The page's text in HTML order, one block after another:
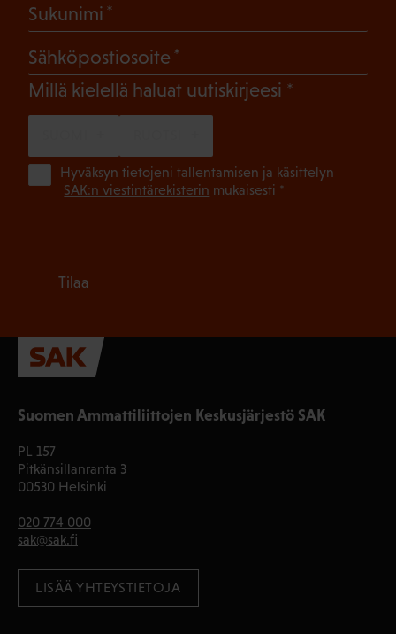
Suomen Ammattiliittojen Keskusjärjestö SAK
PL 157
Pitkänsillanranta 3
00530 Helsinki
020 774 000
sak@sak.fi
LISÄÄ YHTEYSTIETOJA
Sukunimi
Sähköpostiosoite
Millä kielellä haluat uutiskirjeesi (Pakollinen)
Hyväksyn tietojeni tallentamisen ja käsittelyn
SAK:n viestintärekisterin mukaisesti *
Tilaa